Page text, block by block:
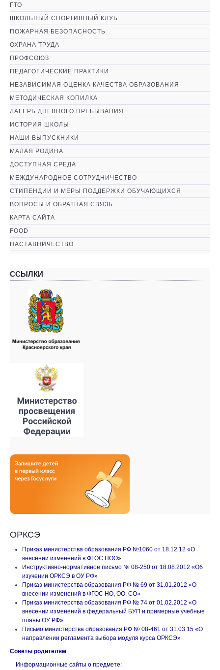
ГТО
ШКОЛЬНЫЙ СПОРТИВНЫЙ КЛУБ
ПОЖАРНАЯ БЕЗОПАСНОСТЬ
ОХРАНА ТРУДА
ПРОФСОЮЗ
ПЕДАГОГИЧЕСКИЕ ПРАКТИКИ
НЕЗАВИСИМАЯ ОЦЕНКА КАЧЕСТВА ОБРАЗОВАНИЯ
МЕТОДИЧЕСКАЯ КОПИЛКА
ЛАГЕРЬ ДНЕВНОГО ПРЕБЫВАНИЯ
ИСТОРИЯ ШКОЛЫ
НАШИ ВЫПУСКНИКИ
МАЛАЯ РОДИНА
ДОСТУПНАЯ СРЕДА
МЕЖДУНАРОДНОЕ СОТРУДНИЧЕСТВО
СТИПЕНДИИ И МЕРЫ ПОДДЕРЖКИ ОБУЧАЮЩИХСЯ
ВОПРОСЫ И ОБРАТНАЯ СВЯЗЬ
КАРТА САЙТА
FOOD
НАСТАВНИЧЕСТВО
ССЫЛКИ
ОРКСЭ
Приказ министерства образования РФ №1060 от 18.12.12 «О
внесении изменений в ФГОС НОО»
Инструктивно-нормативное письмо № 08-250 от 18.08.2012 «Об
изучении ОРКСЭ в ОУ РФ»
Приказ министерства образования РФ № 69 от 31.01.2012 «О
внесении изменений в ФГОС НО, ОО, СО»
Приказ министерства образования РФ № 74 от 01.02.2012 «О
внесении изменений в федеральный БУП и примерные учебные
планы ОУ РФ»
Письмо министерства образования РФ № 08-461 от 31.03.15 «О
направлении регламента выбора модуля курса ОРКСЭ»
Советы родителям
Информационные сайты о предмете: